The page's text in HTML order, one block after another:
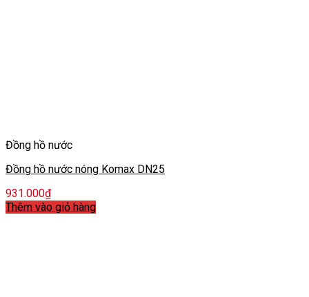
Đồng hồ nước
Đồng hồ nước nóng Komax DN25
931.000₫
Thêm vào giỏ hàng